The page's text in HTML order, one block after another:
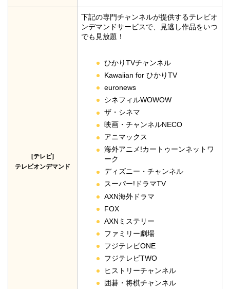
[テレビ]
テレビオンデマンド
下記の専門チャンネルが提供するテレビオ
ンデマンドサービスで、見逃し作品をいつ
でも見放題！
ひかりTVチャンネル
Kawaiian for ひかりTV
euronews
シネフィルWOWOW
ザ・シネマ
映画・チャンネルNECO
アニマックス
海外アニメ!カートゥーンネットワ
ーク
ディズニー・チャンネル
スーパー!ドラマTV
AXN海外ドラマ
FOX
AXNミステリー
ファミリー劇場
フジテレビONE
フジテレビTWO
ヒストリーチャンネル
囲碁・将棋チャンネル